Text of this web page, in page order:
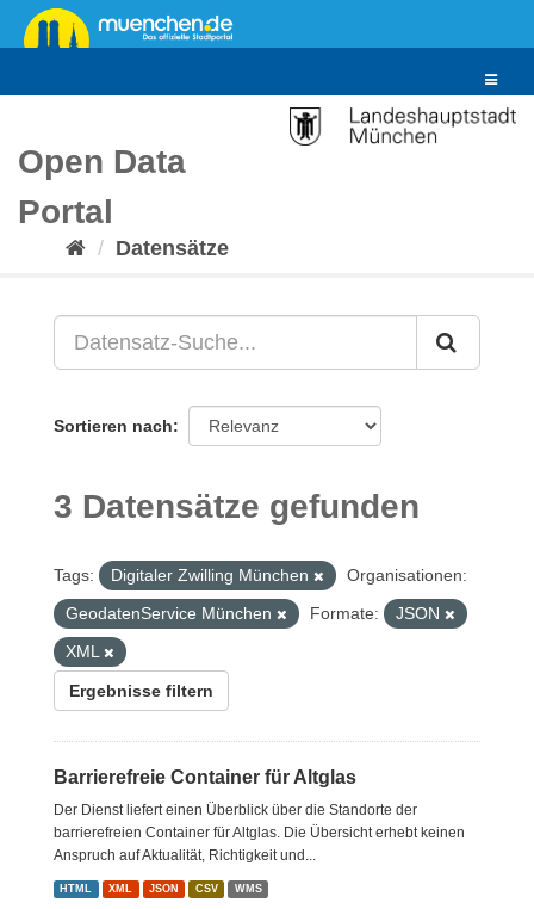
Überspringen
zum
Toggle
Open Data
Portal
Datensätze
Sortieren nach
3 Datensätze gefunden
Tags: Digitaler Zwilling München
Organisationen:
GeodatenService München
Formate:
JSON
XML
Ergebnisse filtern
Barrierefreie Container für Altglas
Der Dienst liefert einen Überblick über die Standorte der
barrierefreien Container für Altglas. Die Übersicht erhebt keinen
Anspruch auf Aktualität, Richtigkeit und...
HTML XML JSON CSV WMS